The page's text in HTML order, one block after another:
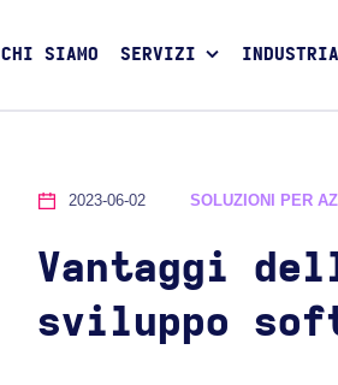
CHI SIAMO SERVIZI INDUSTRIA
2023-06-02 SOLUZIONI PER
Vantaggi
sviluppo